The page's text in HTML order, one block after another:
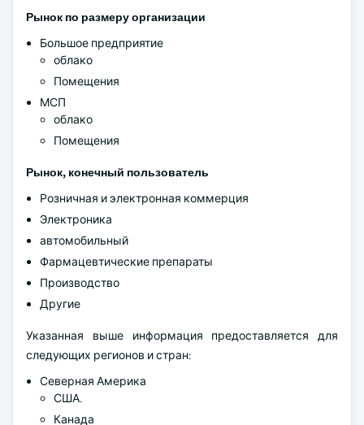
Рынок по размеру организации
Большое предприятие
облако
Помещения
МСП
облако
Помещения
Рынок, конечный пользователь
Розничная и электронная коммерция
Электроника
автомобильный
Фармацевтические препараты
Производство
Другие
Указанная выше информация предоставляется для
следующих регионов и стран:
Северная Америка
США.
Канада